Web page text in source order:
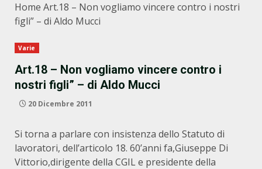
Home Art.18 – Non vogliamo vincere contro i nostri
figli” – di Aldo Mucci
Varie
Art.18 – Non vogliamo vincere contro i
nostri figli” – di Aldo Mucci
20 Dicembre 2011
Si torna a parlare con insistenza dello Statuto di
lavoratori, dell’articolo 18. 60’anni fa,Giuseppe Di
Vittorio,dirigente della CGIL e presidente della